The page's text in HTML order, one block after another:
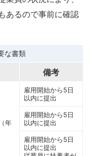
あるので事前に確認
な書類
備考
年
雇用開始から5日
以内に提出
雇用開始から5日
以内に提出
雇用開始から5日
以内に提出